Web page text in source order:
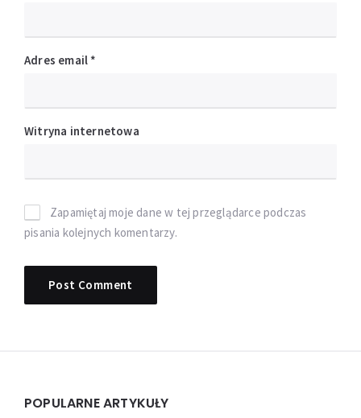
Adres email *
Witryna internetowa
Zapamiętaj moje dane w tej przeglądarce podczas
pisania kolejnych komentarzy.
Widgets
POPULARNE ARTYKUŁY